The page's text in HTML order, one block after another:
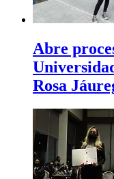
Abre
Rosa